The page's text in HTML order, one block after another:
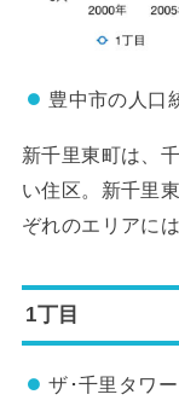
豊中市の人口
新千里東町は、
い住区。新千里
ぞれのエリアに
1丁目
ザ･千里タワ